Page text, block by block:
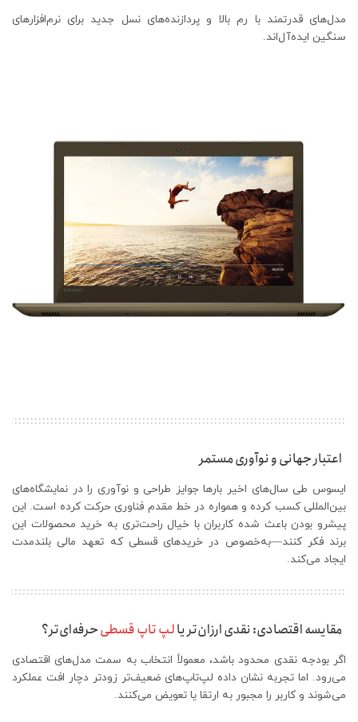
مدل‌های قدرتمند با رم بالا و پردازنده‌های نسل جدید برای نرم‌افزارهای
سنگین ایده‌آل‌اند.
اعتبار جهانی و نوآوری مستمر
ایسوس طی سال‌های اخیر بارها جوایز طراحی و نوآوری را در نمایشگاه‌های
بین‌المللی کسب کرده و همواره در خط مقدم فناوری حرکت کرده است. این
پیشرو بودن باعث شده کاربران با خیال راحت‌تری به خرید محصولات این
برند فکر کنند—به‌خصوص در خریدهای قسطی که تعهد مالی بلندمدت
ایجاد می‌کند.
مقایسه اقتصادی: نقدی ارزان‌تر یالپ تاپ قسطیحرفه‌ای‌تر؟
اگر بودجه نقدی محدود باشد، معمولاً انتخاب به سمت مدل‌های اقتصادی
می‌رود. اما تجربه نشان داده لپ‌تاپ‌های ضعیف‌تر زودتر دچار افت عملکرد
می‌شوند و کاربر را مجبور به ارتقا یا تعویض می‌کنند.